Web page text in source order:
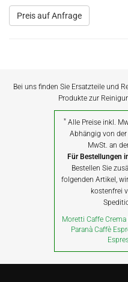
Preis auf Anfrage
Bei uns finden Sie Ersatzteile und
Produkte zur
* Alle Preise inkl.
Abhängig von der
MwSt. an
Für Bestellungen
Bestellen Sie
folgenden Artikel,
kostenfrei
Moretti Caffe
Paranà Caffè